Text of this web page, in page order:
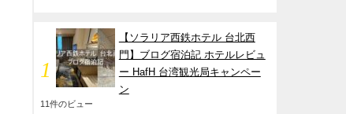
【ソラリア西鉄ホテル 台北西
門】ブログ宿泊記 ホテルレビュ
ー HafH 台湾観光局キャンペー
ン
11件のビュー